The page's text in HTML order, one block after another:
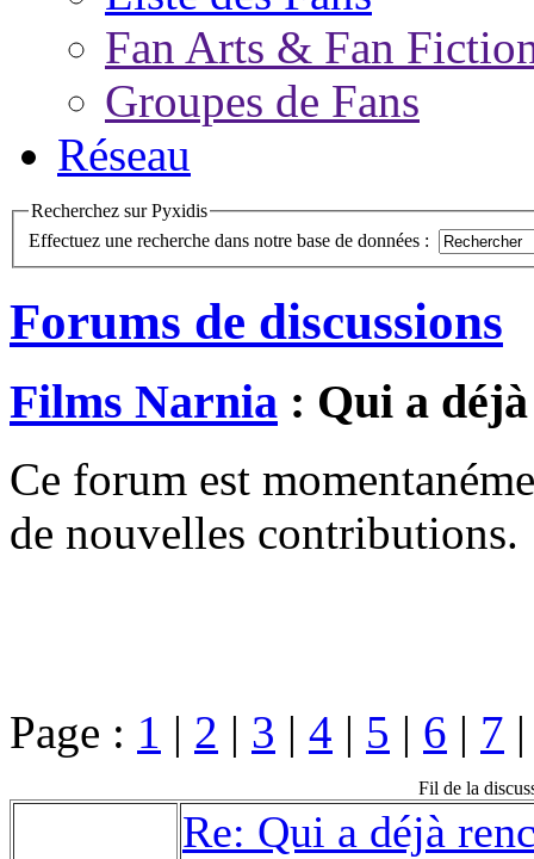
Fan Arts & Fan
Groupes de Fans
Réseau
Recherchez sur Pyxidis
Effectuez une recherche dans notre base de données :
Forums de discussions
Films Narnia : Qui a
Ce forum est
de nouvelles contributions.
Page : 1 | 2 | 3 | 4 | 5 | 6 | 7
Fil de la
Re: Qui a déjà